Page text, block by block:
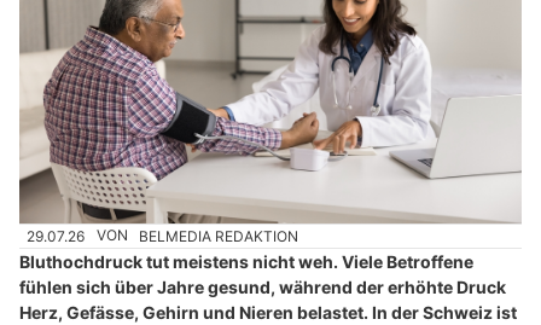
29.07.26 VON BELMEDIA REDAKTION
Bluthochdruck tut meistens nicht weh. Viele Betroffene
fühlen sich über Jahre gesund, während der erhöhte Druck
Herz, Gefässe, Gehirn und Nieren belastet. In der Schweiz ist